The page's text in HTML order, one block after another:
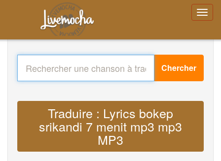
Chercher
Traduire : Lyrics bokep
srikandi 7 menit mp3 mp3
MP3